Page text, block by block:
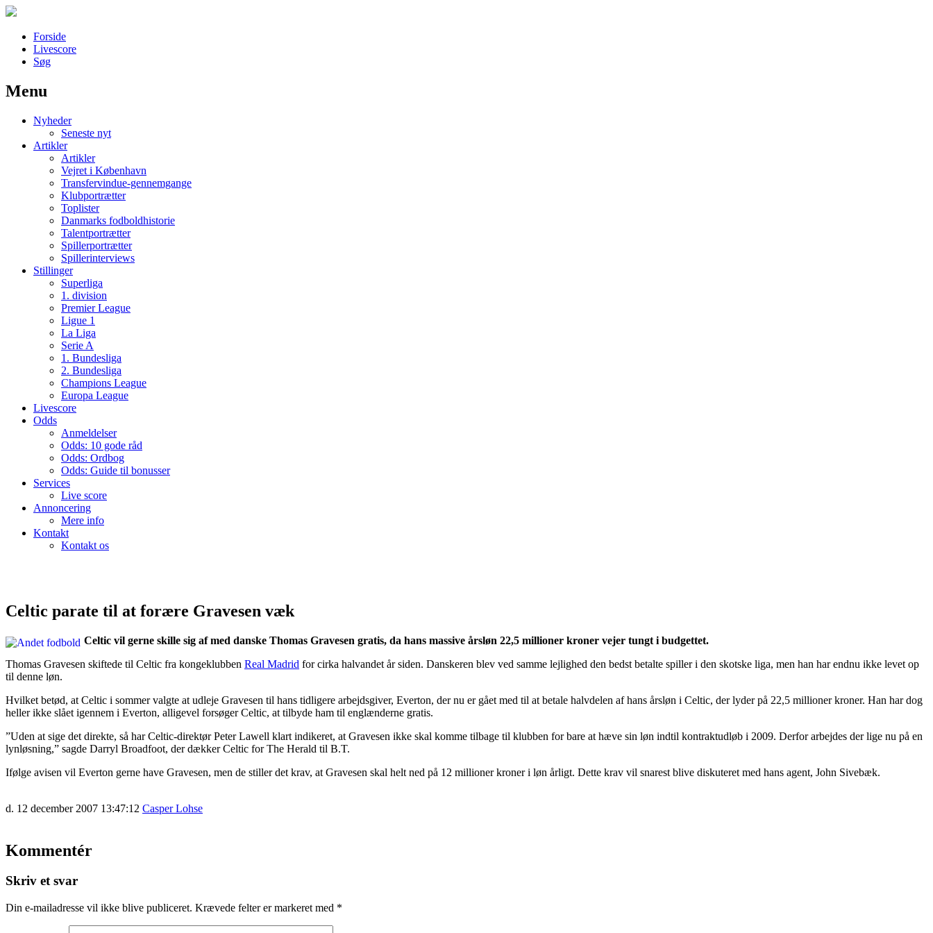
Forside
Livescore
Søg
Наши партнеры
лучшие займы
Menu
Nyheder
Seneste nyt
Artikler
Artikler
Vejret i København
Transfervindue-gennemgange
Klubportrætter
Toplister
Danmarks fodboldhistorie
Talentportrætter
Spillerportrætter
Spillerinterviews
Stillinger
Superliga
1. division
Premier League
Ligue 1
La Liga
Serie A
1. Bundesliga
2. Bundesliga
Champions League
Europa League
Livescore
Odds
Anmeldelser
Odds: 10 gode råd
Odds: Ordbog
Odds: Guide til bonusser
Services
Live score
Annoncering
Mere info
Kontakt
Kontakt os
Celtic parate til at forære Gravesen væk
Celtic vil gerne skille sig af med danske Thomas Gravesen gratis, da hans massive årsløn 22,5 millioner kroner vejer tungt i budgettet.
Thomas Gravesen skiftede til Celtic fra kongeklubben Real Madrid for cirka halvandet år siden. Danskeren blev ved samme lejlighed den bedst betalte spiller i den skotske liga, men han har endnu ikke levet op
til denne løn.
Hvilket betød, at Celtic i sommer valgte at udleje Gravesen til hans tidligere arbejdsgiver, Everton, der nu er gået med til at betale halvdelen af hans årsløn i Celtic, der lyder på 22,5 millioner kroner. Han har dog
heller ikke slået igennem i Everton, alligevel forsøger Celtic, at tilbyde ham til englænderne gratis.
”Uden at sige det direkte, så har Celtic-direktør Peter Lawell klart indikeret, at Gravesen ikke skal komme tilbage til klubben for bare at hæve sin løn indtil kontraktudløb i 2009. Derfor arbejdes der lige nu på en
lynløsning,” sagde Darryl Broadfoot, der dækker Celtic for The Herald til B.T.
Ifølge avisen vil Everton gerne have Gravesen, men de stiller det krav, at Gravesen skal helt ned på 12 millioner kroner i løn årligt. Dette krav vil snarest blive diskuteret med hans agent, John Sivebæk.
d. 12 december 2007 13:47:12 Casper Lohse
Kommentér
Skriv et svar
Din e-mailadresse vil ikke blive publiceret. Krævede felter er markeret med *